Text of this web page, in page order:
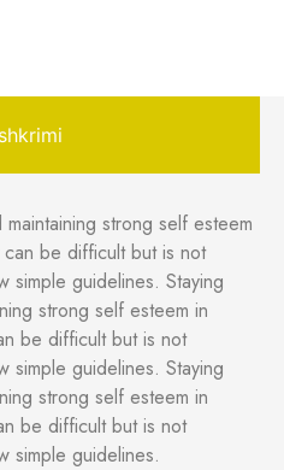
strong self esteem
can be difficult but is not
simple guidelines. Staying
strong self esteem in
be difficult but is not
simple guidelines. Staying
strong self esteem in
be difficult but is not
simple guidelines.